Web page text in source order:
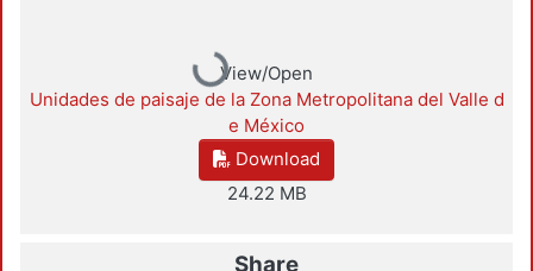
Loading...View/Open
Unidades de paisaje de la Zona Metropolitana del Valle d
e México
Download
24.22 MB
Share